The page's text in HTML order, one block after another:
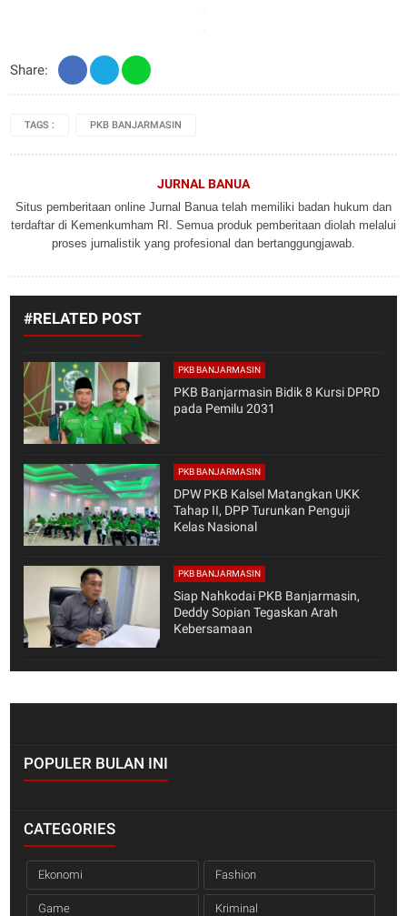
Share:
TAGS : PKB BANJARMASIN
JURNAL BANUA
Situs pemberitaan online Jurnal Banua telah memiliki badan hukum dan
terdaftar di Kemenkumham RI. Semua produk pemberitaan diolah melalui
proses jurnalistik yang profesional dan bertanggungjawab.
#RELATED POST
PKB BANJARMASIN
PKB Banjarmasin Bidik 8 Kursi DPRD
pada Pemilu 2031
PKB BANJARMASIN
DPW PKB Kalsel Matangkan UKK
Tahap II, DPP Turunkan Penguji
Kelas Nasional
PKB BANJARMASIN
Siap Nahkodai PKB Banjarmasin,
Deddy Sopian Tegaskan Arah
Kebersamaan
POPULER BULAN INI
CATEGORIES
Ekonomi Fashion
Game Kriminal